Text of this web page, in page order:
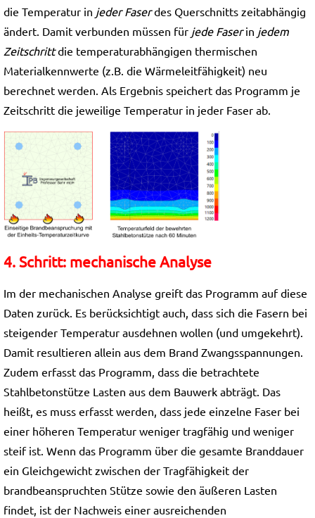
die Temperatur in jeder Faserdes Querschnitts zeitabhängig
ändert. Damit verbunden müssen für jede Faserin jedem
Zeitschrittdie temperaturabhängigen thermischen
Materialkennwerte (z.B. die Wärmeleitfähigkeit) neu
berechnet werden. Als Ergebnis speichert das Programm je
Zeitschritt die jeweilige Temperatur in jeder Faser ab.
4. Schritt: mechanische Analyse
Im der mechanischen Analyse greift das Programm auf diese
Daten zurück. Es berücksichtigt auch, dass sich die Fasern bei
steigender Temperatur ausdehnen wollen (und umgekehrt).
Damit resultieren allein aus dem Brand Zwangsspannungen.
Zudem erfasst das Programm, dass die betrachtete
Stahlbetonstütze Lasten aus dem Bauwerk abträgt. Das
heißt, es muss erfasst werden, dass jede einzelne Faser bei
einer höheren Temperatur weniger tragfähig und weniger
steif ist. Wenn das Programm über die gesamte Branddauer
ein Gleichgewicht zwischen der Tragfähigkeit der
brandbeanspruchten Stütze sowie den äußeren Lasten
findet, ist der Nachweis einer ausreichenden